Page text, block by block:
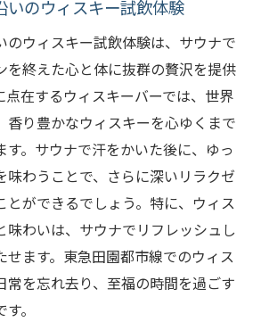
ウナと体を喜ばせるウィスキー
ィスキーで心身のバランスを整
出するサウナとウィスキーの魅
ィスキーが織りなす贅沢なひと
の香りとサウナの温もり
に楽しむウィスキーの贅沢体験
を彩るサウナとウィスキー
いのウィスキー試飲体験
のウィスキー試飲体験は、サウナで
を終えた心と体に抜群の贅沢を提供
点在するウィスキーバーでは、世界
香り豊かなウィスキーを心ゆくまで
す。サウナで汗をかいた後に、ゆっ
味わうことで、さらに深いリラクゼ
とができるでしょう。特に、ウィス
味わいは、サウナでリフレッシュし
せます。東急田園都市線でのウィス
常を忘れ去り、至福の時間を過ごす
。